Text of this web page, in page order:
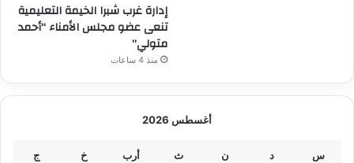
إدارة غرب شبرا الخيمة التعليمية
تنعى عضو مجلس الأمناء “أحمد
متولي”
منذ 4 ساعات
أغسطس 2026
س د ن ث أرب خ ج